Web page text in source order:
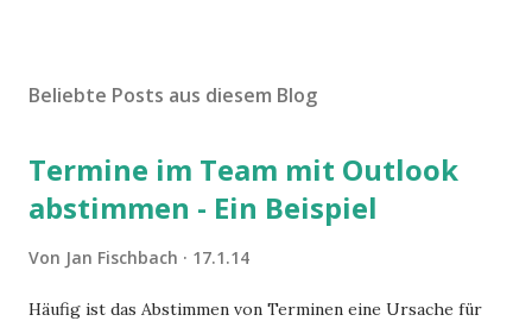
Beliebte Posts aus diesem Blog
Termine im Team mit Outlook
abstimmen - Ein Beispiel
Von Jan Fischbach 17.1.14
Häufig ist das Abstimmen von Terminen eine Ursache für